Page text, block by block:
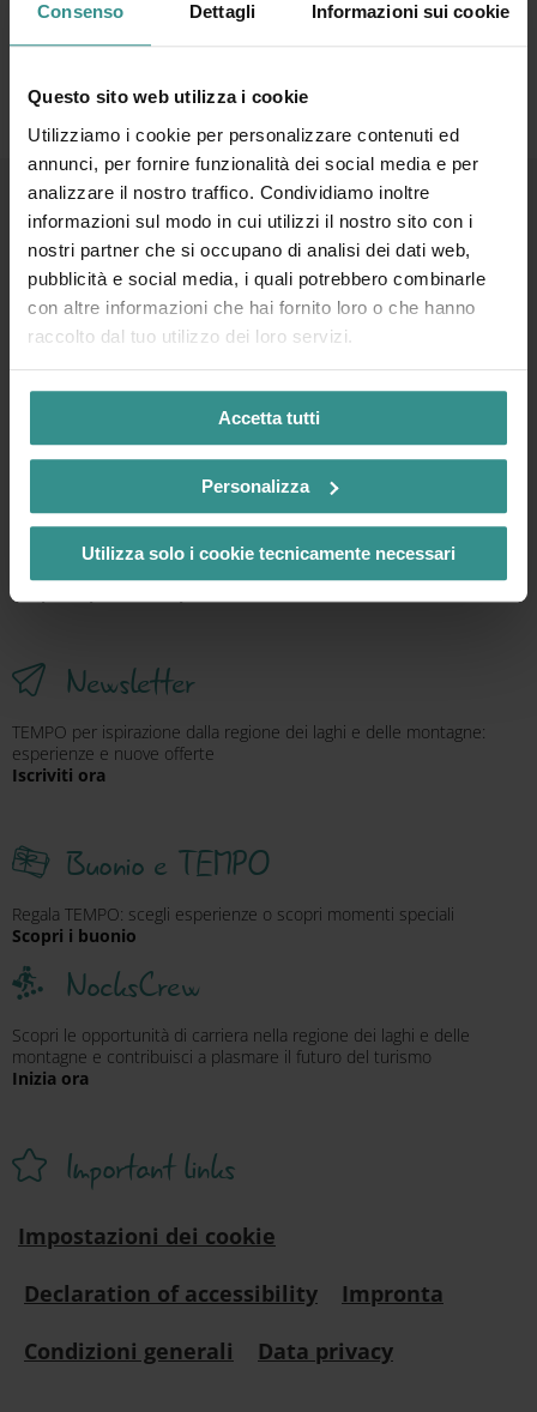
Consenso Dettagli Informazioni sui cookie
Questo sito web utilizza i cookie
Utilizziamo i cookie per personalizzare contenuti ed
annunci, per fornire funzionalità dei social media e per
analizzare il nostro traffico. Condividiamo inoltre
informazioni sul modo in cui utilizzi il nostro sito con i
nostri partner che si occupano di analisi dei dati web,
pubblicità e social media, i quali potrebbero combinarle
con altre informazioni che hai fornito loro o che hanno
raccolto dal tuo utilizzo dei loro servizi.
Accetta tutti
Personalizza
Utilizza solo i cookie tecnicamente necessari
Contatti e Servizi
Info-line
+43 4246 37444
Mail
ZEITpass
Ispirazione, vantaggi ed esperienze selezionate: tutto in un unico
Newsletter
TEMPO per ispirazione dalla regione dei laghi e delle montagne:
esperienze e nuove offerte
Iscriviti ora
Buonio e TEMPO
Regala TEMPO: scegli esperienze o scopri momenti speciali
Scopri i buonio
NocksCrew
Scopri le opportunità di carriera nella regione dei laghi e delle
montagne e contribuisci a plasmare il futuro del turismo
Inizia ora
Important links
Impostazioni dei cookie
Declaration of accessibility
Impronta
Condizioni generali
Data privacy